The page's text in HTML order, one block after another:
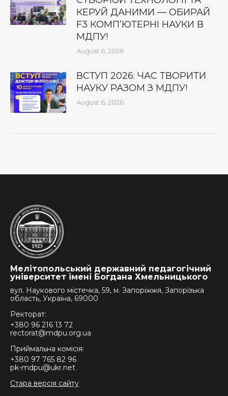
КЕРУЙ ДАНИМИ — ОБИРАЙ
F3 КОМП’ЮТЕРНІ НАУКИ В
МДПУ!
August 6, 2026
ВСТУП 2026: ЧАС ТВОРИТИ
НАУКУ РАЗОМ З МДПУ!
August 6, 2026
Мелітопольський державний педагогічний
університет імені Богдана Хмельницького
вул. Наукового містечка, 59, м. Запоріжжя, Запорізька
область, Україна, 69000
Ректорат:
+380 96 216 13 72
rectorat@mdpu.org.ua
Приймальна комісія:
+380 97 765 82 96
pk-mdpu@ukr.net
Стара версія сайту